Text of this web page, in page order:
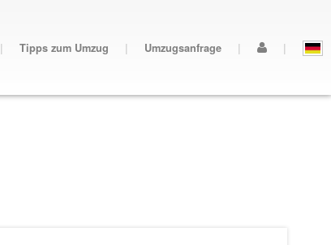
| Tipps zum Umzug | Umzugsanfrage | |